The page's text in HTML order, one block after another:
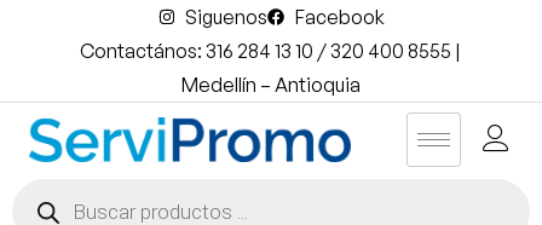
Siguenos
Facebook
Contactános: 316 284 13 10 / 320 400 8555 |
Medellín – Antioquia